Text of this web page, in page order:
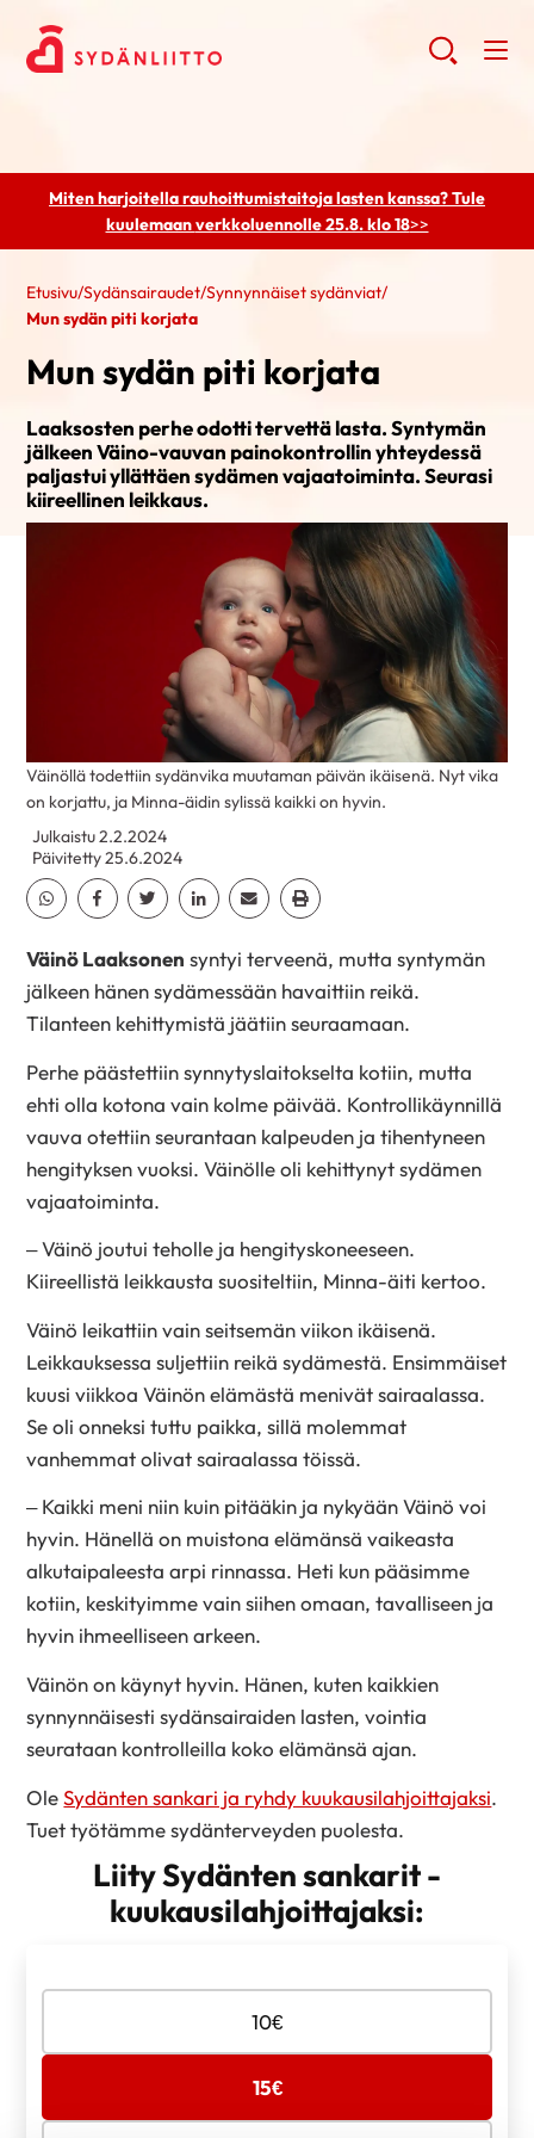
Miten harjoitella rauhoittumistaitoja lasten kanssa? Tule
kuulemaanverkkoluennolle 25.8. klo 18>>
Etusivu/Sydänsairaudet/Synnynnäiset sydänviat/
Mun sydän piti korjata
Mun sydän piti korjata
Laaksosten perhe odotti tervettä lasta. Syntymän
jälkeen Väino-vauvan painokontrollin yhteydessä
paljastui yllättäen sydämen vajaatoiminta. Seurasi
kiireellinen leikkaus.
Julkaistu 2.2.2024
Päivitetty 25.6.2024
Jaa Whatsapp
Jaa Facebook
Jaa TwitterJaa Linkedin
Jaa EmailJaa Print
Väinöllä todettiin sydänvika muutaman päivän ikäisenä. Nyt vika
on korjattu, ja Minna-äidin sylissä kaikki on hyvin.
Väinö Laaksonen syntyi terveenä, mutta syntymän
jälkeen hänen sydämessään havaittiin reikä.
Tilanteen kehittymistä jäätiin seuraamaan.
Perhe päästettiin synnytyslaitokselta kotiin, mutta
ehti olla kotona vain kolme päivää. Kontrollikäynnillä
vauva otettiin seurantaan kalpeuden ja tihentyneen
hengityksen vuoksi. Väinölle oli kehittynyt sydämen
vajaatoiminta.
– Väinö joutui teholle ja hengityskoneeseen.
Kiireellistä leikkausta suositeltiin, Minna-äiti kertoo.
Väinö leikattiin vain seitsemän viikon ikäisenä.
Leikkauksessa suljettiin reikä sydämestä. Ensimmäiset
kuusi viikkoa Väinön elämästä menivät sairaalassa.
Se oli onneksi tuttu paikka, sillä molemmat
vanhemmat olivat sairaalassa töissä.
– Kaikki meni niin kuin pitääkin ja nykyään Väinö voi
hyvin. Hänellä on muistona elämänsä vaikeasta
alkutaipaleesta arpi rinnassa. Heti kun pääsimme
kotiin, keskityimme vain siihen omaan, tavalliseen ja
hyvin ihmeelliseen arkeen.
Väinön on käynyt hyvin. Hänen, kuten kaikkien
synnynnäisesti sydänsairaiden lasten, vointia
seurataan kontrolleilla koko elämänsä ajan.
OleSydänten sankari ja ryhdy kuukausilahjoittajaksi.
Tuet työtämme sydänterveyden puolesta.
Liity Sydänten sankarit -
kuukausilahjoittajaksi:
määrä
10€
15€